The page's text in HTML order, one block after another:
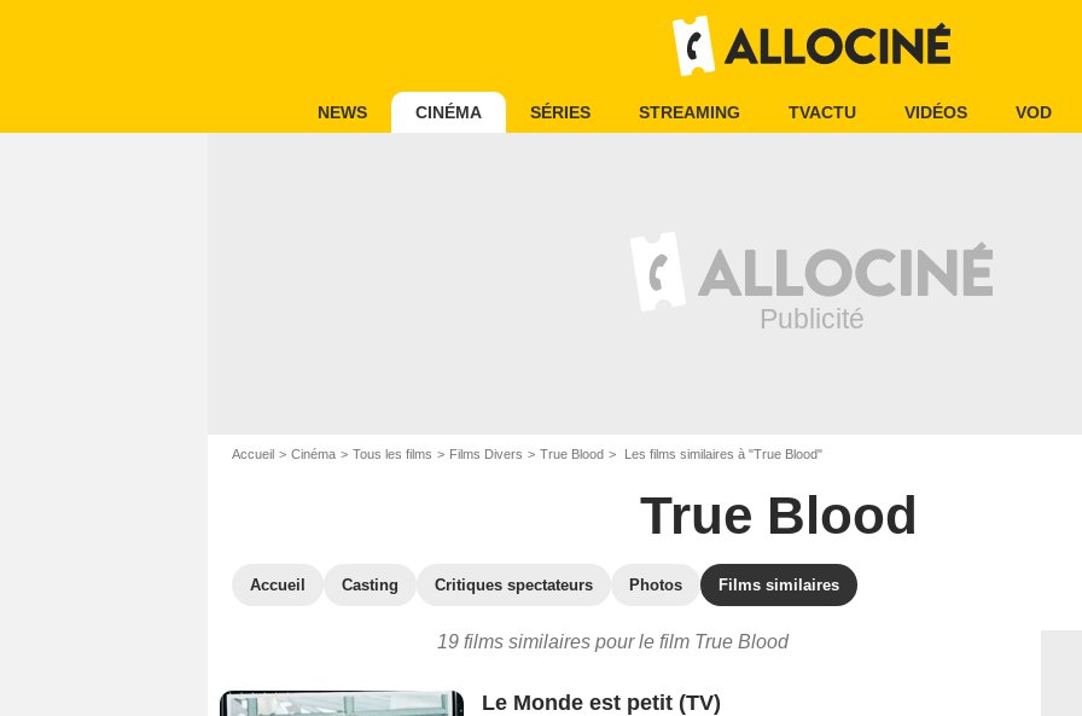
NEWS CINÉMA SÉRIES STREAMING TVACTU VIDÉOS VOD
Accueil Cinéma Tous les films Films Divers True Blood Les films similaires à "True Blood"
True Blood
Accueil Casting Critiques spectateurs Photos Films similaires
19 films similaires pour le film True Blood
Le Monde est petit (TV)